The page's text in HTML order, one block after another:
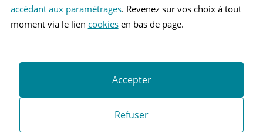
Recherche
Recherche avancée
accédant aux paramétrages. Revenez sur vos choix à tout
moment via le lien cookiesen bas de page.
Refuser
Accepter